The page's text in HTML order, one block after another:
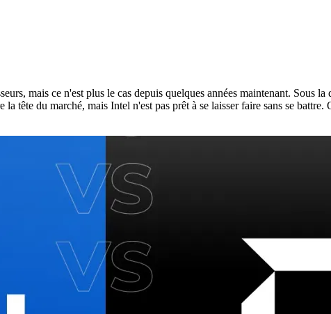
mais ce n'est plus le cas depuis quelques années maintenant.
la tête du marché, mais Intel n'est pas prêt à se laisser faire sans se